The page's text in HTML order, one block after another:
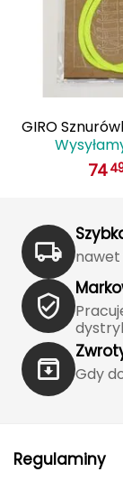
K2
KILLTEC
KONG
Kari Traa
GIRO
LACES
74
nawet
Gdy
Regulaminy